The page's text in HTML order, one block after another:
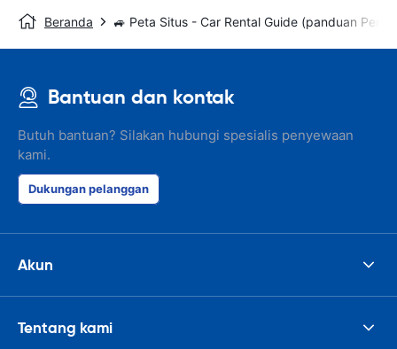
Beranda 🚙 Peta Situs - Car Rental Guide (panduan
Bantuan dan kontak
Butuh bantuan? Silakan hubungi spesialis penyewaan
kami.
Dukungan pelanggan
Akun
Tentang kami